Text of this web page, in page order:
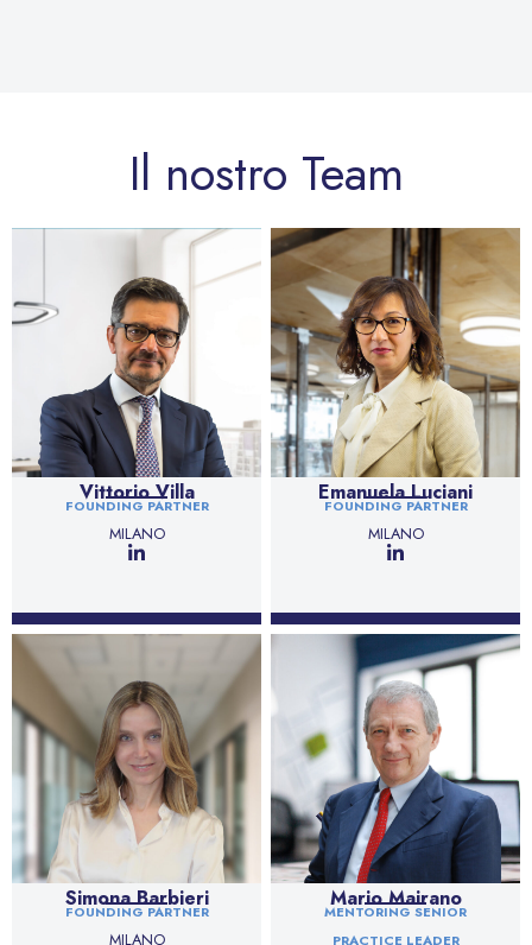
Il nostro Team
Vittorio Villa
FOUNDING PARTNER
MILANO
Emanuela Luciani
FOUNDING PARTNER
MILANO
Simona Barbieri
FOUNDING PARTNER
MILANO
Mario Mairano
MENTORING SENIOR
PRACTICE LEADER